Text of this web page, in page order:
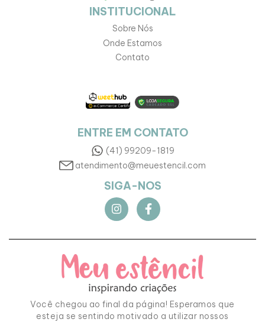
INSTITUCIONAL
Sobre Nós
Onde Estamos
Contato
ENTRE EM CONTATO
(41) 99209-1819
atendimento@meuestencil.com
SIGA-NOS
Você chegou ao final da página! Esperamos que
esteja se sentindo motivado a utilizar nossos